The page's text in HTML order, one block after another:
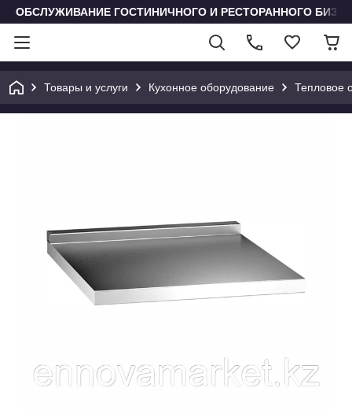
ОБСЛУЖИВАНИЕ ГОСТИНИЧНОГО И РЕСТОРАННОГО
Товары и услуги Кухонное оборудование Тепловое